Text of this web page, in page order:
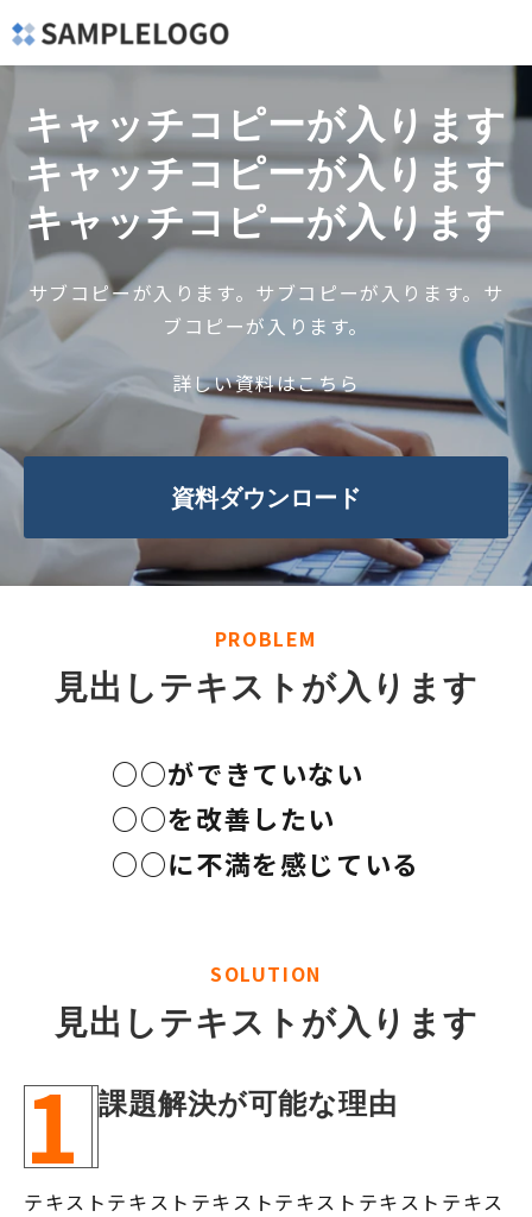
キャッチコピーが入ります
キャッチコピーが入ります
キャッチコピーが入ります
サブコピーが入ります。サブコピーが入ります。サ
ブコピーが入ります。
詳しい資料はこちら
資料ダウンロード
PROBLEM
見出しテキストが入ります
○○ができていない
○○を改善したい
○○に不満を感じている
SOLUTION
見出しテキストが入ります
1 課題解決が可能な理由
テキストテキストテキストテキストテキストテキス